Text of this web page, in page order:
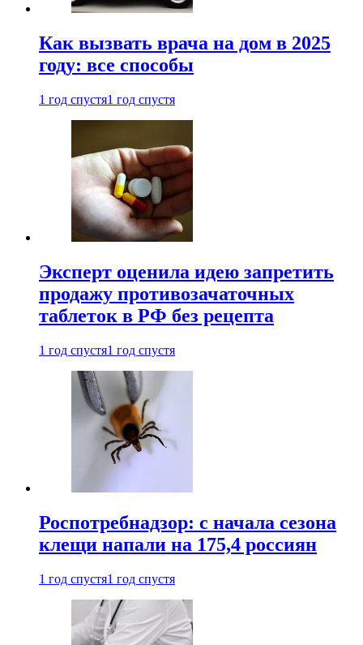
Как вызвать врача на дом в 2025
году: все способы
1 год спустя1 год спустя
Эксперт оценила идею запретить
продажу противозачаточных
таблеток в РФ без рецепта
1 год спустя1 год спустя
Роспотребнадзор: с начала сезона
клещи напали на 175,4 россиян
1 год спустя1 год спустя